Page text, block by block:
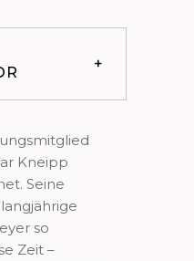
Kneipp
Seine
so
Zeit –